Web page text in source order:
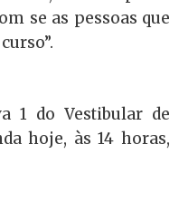
se as pessoas que
1 do Vestibular de
hoje, às 14 horas,